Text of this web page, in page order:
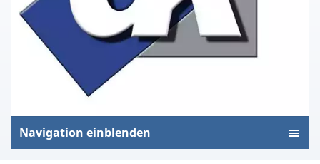
Navigation einblenden